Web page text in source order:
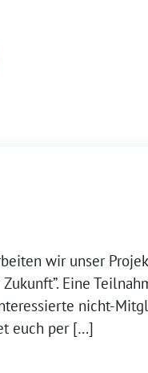
wir unser
Eine
nicht-
euch per […]